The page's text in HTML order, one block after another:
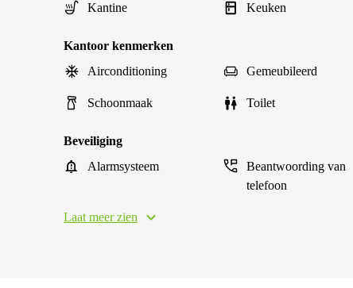
Kantine
Keuken
Kantoor kenmerken
Airconditioning
Gemeubileerd
Schoonmaak Toilet
Beveiliging
Alarmsysteem
Beantwoording van
telefoon
Laat meer zien